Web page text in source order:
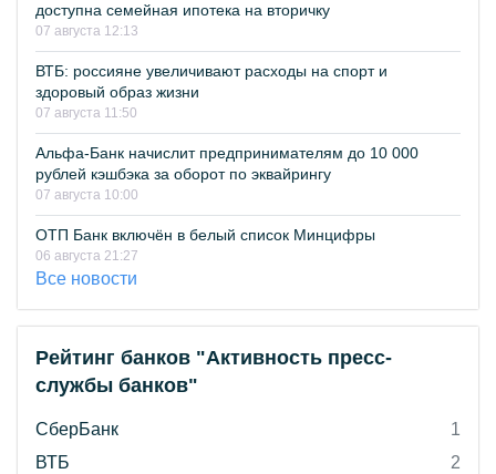
доступна семейная ипотека на вторичку
07 августа 12:13
ВТБ: россияне увеличивают расходы на спорт и
здоровый образ жизни
07 августа 11:50
Альфа-Банк начислит предпринимателям до 10 000
рублей кэшбэка за оборот по эквайрингу
07 августа 10:00
ОТП Банк включён в белый список Минцифры
06 августа 21:27
Все новости
Рейтинг банков "Активность пресс-
службы банков"
СберБанк
1
ВТБ
2